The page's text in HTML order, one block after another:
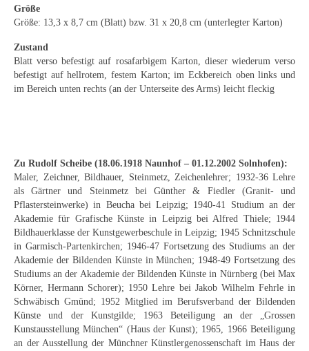
August Lange-Brock
Ferdinand Springer
Weitere Künstler nach 1945
Unbekannt
Autographen / Dokumente
Herkunft & Wirkungsstätte
Berliner Künstler
Düsseldorfer Künstler
Fränkische Künstler
Größe
Größe: 13,3 x 8,7 cm (Blatt) bzw. 31 x 20,8 cm (unterlegter Karton)
Zustand
Blatt verso befestigt auf rosafarbigem Karton, dieser wiederum verso
befestigt auf hellrotem, festem Karton; im Eckbereich oben links und
im Bereich unten rechts (an der Unterseite des Arms) leicht fleckig
Zu Rudolf Scheibe (18.06.1918 Naunhof – 01.12.2002 Solnhofen):
Maler, Zeichner, Bildhauer, Steinmetz, Zeichenlehrer; 1932-36 Lehre
als Gärtner und Steinmetz bei Günther & Fiedler (Granit- und
Pflastersteinwerke) in Beucha bei Leipzig; 1940-41 Studium an der
Akademie für Grafische Künste in Leipzig bei Alfred Thiele; 1944
Bildhauerklasse der Kunstgewerbeschule in Leipzig; 1945 Schnitzschule
in Garmisch-Partenkirchen; 1946-47 Fortsetzung des Studiums an der
Akademie der Bildenden Künste in München; 1948-49 Fortsetzung des
Studiums an der Akademie der Bildenden Künste in Nürnberg (bei Max
Körner, Hermann Schorer); 1950 Lehre bei Jakob Wilhelm Fehrle in
Schwäbisch Gmünd; 1952 Mitglied im Berufsverband der Bildenden
Künste und der Kunstgilde; 1963 Beteiligung an der „Grossen
Kunstausstellung München“ (Haus der Kunst); 1965, 1966 Beteiligung
an der Ausstellung der Münchner Künstlergenossenschaft im Haus der